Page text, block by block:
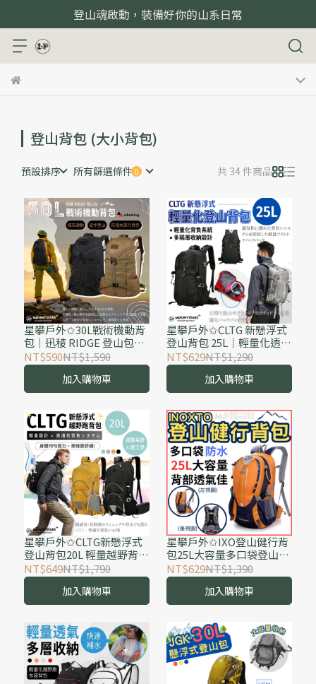
登山魂啟動，裝備好你的山系日常
登山背包 (大小背包)
預設排序 所有篩選條件 共 34 件商品
星攀戶外✩30L戰術機動背
包｜迅稜 RIDGE 登山包｜
MOLLE 織帶系統｜城市通
勤 / 徒步登山 / 防潑水旅行
NT$590NT$1,590
加入購物車
星攀戶外✩CLTG 新懸浮式
登山背包 25L｜輕量化透氣
登山包｜可放水袋 / 越野跑
空氣背包 登山健行騎車適
NT$629NT$1,290
加入購物車
星攀戶外✩CLTG新懸浮式
登山背包20L 輕量越野背包
透氣脊柱背負系統 登山健
行包 含防雨罩 水袋系統 馬
拉松騎行背包
NT$649NT$1,790
加入購物車
星攀戶外✩IXO登山健行背
包25L大容量多口袋登山背
包 透氣背部支撐系統 雙肩
背包輕旅行背包 健行騎車
多日背包#441
NT$629NT$1,390
加入購物車